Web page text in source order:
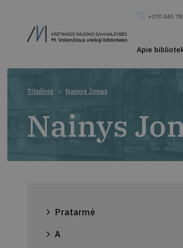
+370 445 78
Apie
Titulinis Nainys Jonas
Nainys
Pratarmė
A